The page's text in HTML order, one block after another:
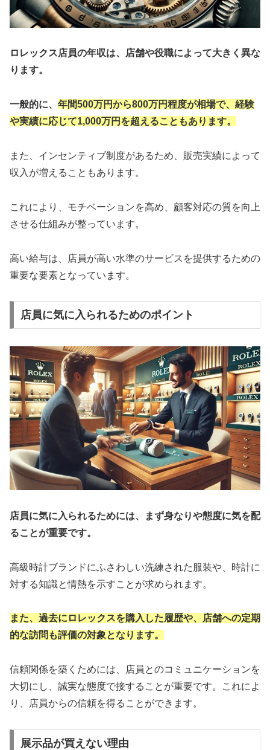
ロレックス店員の年収は、店舗や役職によって大きく異な
ります。
一般的に、 年間500万円から800万円程度が相場で、経験
や実績に応じて1,000万円を超えることもあります。
また、インセンティブ制度があるため、販売実績によって
収入が増えることもあります。
これにより、モチベーションを高め、顧客対応の質を向上
させる仕組みが整っています。
高い給与は、店員が高い水準のサービスを提供するための
重要な要素となっています。
店員に気に入られるためのポイント
店員に気に入られるためには、まず身なりや態度に気を配
ることが重要です。
高級時計ブランドにふさわしい洗練された服装や、時計に
対する知識と情熱を示すことが求められます。
また、過去にロレックスを購入した履歴や、店舗への定期
的な訪問も評価の対象となります。
信頼関係を築くためには、店員とのコミュニケーションを
大切にし、誠実な態度で接することが重要です。これによ
り、店員からの信頼を得ることができます。
展示品が買えない理由